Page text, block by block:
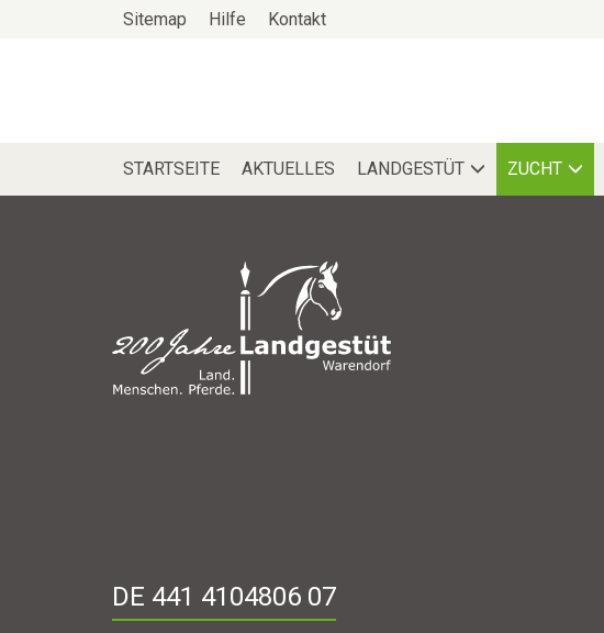
Sitemap Hilfe Kontakt
STARTSEITE AKTUELLES LANDGESTÜT ZUCHT
DE 441 4104806 07